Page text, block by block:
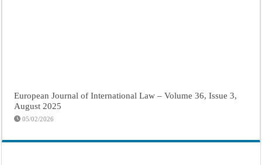
European Journal of International Law – Volume 36, Issue 3,
August 2025
05/02/2026